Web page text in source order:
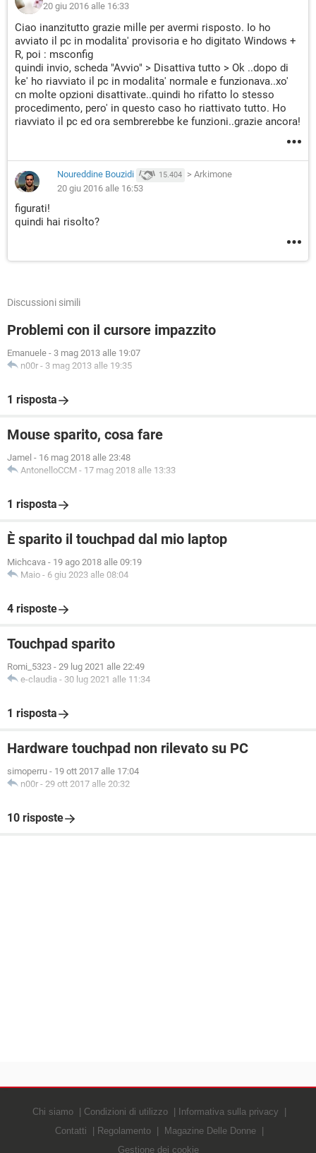
20 giu 2016 alle 16:33
Ciao inanzitutto grazie mille per avermi risposto. Io ho
avviato il pc in modalita' provisoria e ho digitato Windows +
R, poi : msconfig
quindi invio, scheda "Avvio" > Disattiva tutto > Ok ..dopo di
ke' ho riavviato il pc in modalita' normale e funzionava..xo'
cn molte opzioni disattivate..quindi ho rifatto lo stesso
procedimento, pero' in questo caso ho riattivato tutto. Ho
riavviato il pc ed ora sembrerebbe ke funzioni..grazie ancora!
Noureddine Bouzidi 15.404 > Arkimone
20 giu 2016 alle 16:53
figurati!
quindi hai risolto?
Discussioni simili
Problemi con il cursore impazzito
Emanuele - 3 mag 2013 alle 19:07
n00r - 3 mag 2013 alle 19:35
1 risposta
Mouse sparito, cosa fare
Jamel - 16 mag 2018 alle 23:48
AntonelloCCM - 17 mag 2018 alle 13:33
1 risposta
È sparito il touchpad dal mio laptop
Michcava - 19 ago 2018 alle 09:19
Maio - 6 giu 2023 alle 08:04
4 risposte
Touchpad sparito
Romi_5323 - 29 lug 2021 alle 22:49
e-claudia - 30 lug 2021 alle 11:34
1 risposta
Hardware touchpad non rilevato su PC
simoperru - 19 ott 2017 alle 17:04
n00r - 29 ott 2017 alle 20:32
10 risposte
Chi siamo Condizioni di utilizzo
Informativa sulla privacy
Contatti
Regolamento
Magazine Delle Donne
Gestione dei cookie